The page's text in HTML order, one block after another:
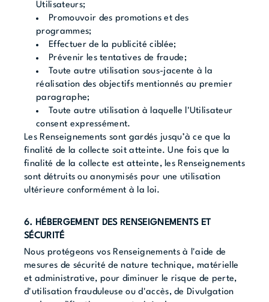
Utilisateurs;
Promouvoir des promotions et des
programmes;
Effectuer de la publicité ciblée;
Prévenir les tentatives de fraude;
Toute autre utilisation sous-jacente à la
réalisation des objectifs mentionnés au premier
paragraphe;
Toute autre utilisation à laquelle l'Utilisateur
consent expressément.
Les Renseignements sont gardés jusqu’à ce que la
finalité de la collecte soit atteinte. Une fois que la
finalité de la collecte est atteinte, les Renseignements
sont détruits ou anonymisés pour une utilisation
ultérieure conformément à la loi.
6. HÉBERGEMENT DES RENSEIGNEMENTS ET
SÉCURITÉ
Nous protégeons vos Renseignements à l'aide de
mesures de sécurité de nature technique, matérielle
et administrative, pour diminuer le risque de perte,
d'utilisation frauduleuse ou d'accès, de Divulgation